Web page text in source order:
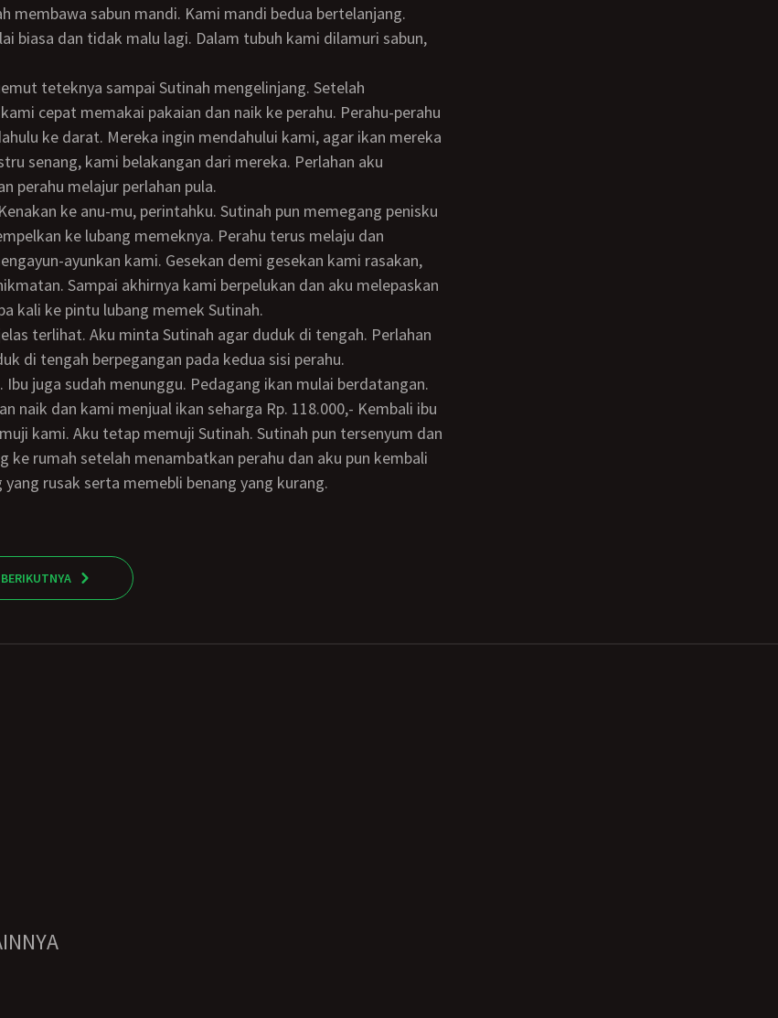
membawa sabun mandi. Kami mandi bedua bertelanjang.
biasa dan tidak malu lagi. Dalam tubuh kami dilamuri sabun,
cepat memakai pakaian dan naik ke perahu. Perahu-perahu
ke darat. Mereka ingin mendahului kami, agar ikan mereka
senang, kami belakangan dari mereka. Perlahan aku
perahu melajur perlahan pula.
ke lubang memeknya. Perahu terus melaju dan
ayunkan kami. Gesekan demi gesekan kami rasakan,
Sampai akhirnya kami berpelukan dan aku melepaskan
kali ke pintu lubang memek Sutinah.
di tengah berpegangan pada kedua sisi perahu.
naik dan kami menjual ikan seharga Rp. 118.000,- Kembali ibu
kami. Aku tetap memuji Sutinah. Sutinah pun tersenyum dan
ke rumah setelah menambatkan perahu dan aku pun kembali
rusak serta memebli benang yang kurang.